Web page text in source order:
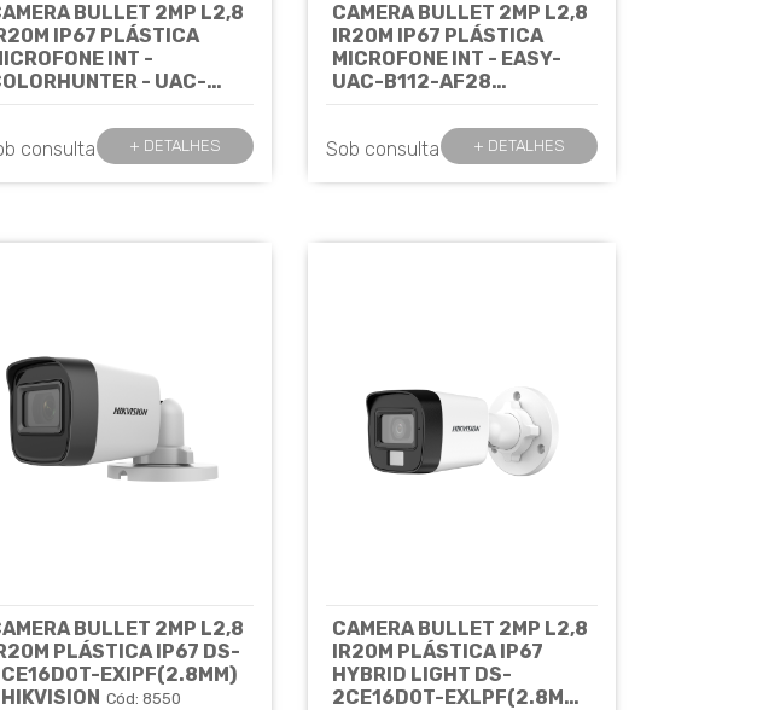
BULLET 2MP L2,8
IP67 PLÁSTICA
INT -
- UAC-
consulta + DETALHES
CAMERA BULLET 2MP L2,8
IR20M IP67 PLÁSTICA
MICROFONE INT - EASY-
UAC-B112-AF28
Sob consulta + DETALHES
BULLET 2MP L2,8
PLÁSTICA IP67 DS-
EXIPF(2.8MM)
Cód: 8550
CAMERA BULLET 2MP L2,8
IR20M PLÁSTICA IP67
HYBRID LIGHT DS-
2CE16D0T-EXLPF(2.8MM)